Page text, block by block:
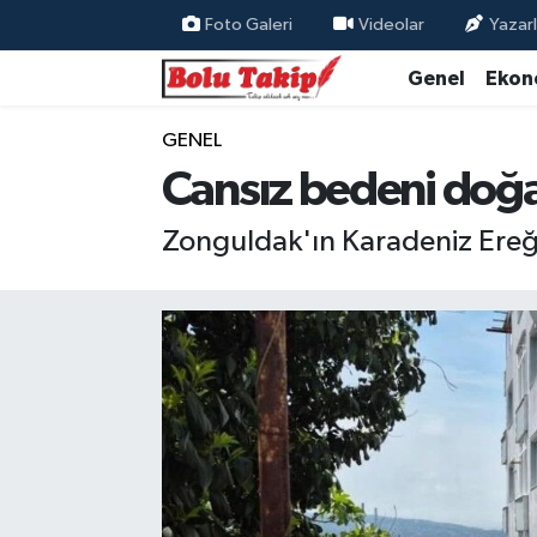
Foto Galeri Videolar
Genel
GENEL
Cansız bedeni
Zonguldak'ın Karadeniz